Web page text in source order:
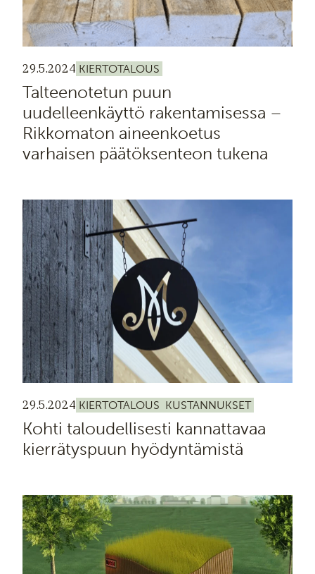
29.5.2024 KIERTOTALOUS
Talteenotetun puun
uudelleenkäyttö rakentamisessa –
Rikkomaton aineenkoetus
varhaisen päätöksenteon tukena
29.5.2024 KIERTOTALOUS KUSTANNUKSET
Kohti taloudellisesti kannattavaa
kierrätyspuun hyödyntämistä